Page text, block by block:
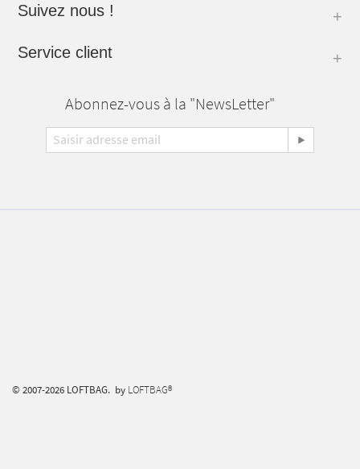
Suivez nous !
Service client
Abonnez-vous à la "NewsLetter"
© 2007-2026 LOFTBAG. by LOFTBAG®